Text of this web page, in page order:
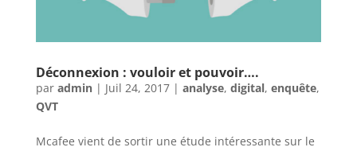
Déconnexion : vouloir et pouvoir….
par admin| Juil 24, 2017| analyse, digital, enquête,
QVT
Mcafee vient de sortir une étude intéressante sur le